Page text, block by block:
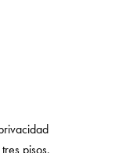
pisos,